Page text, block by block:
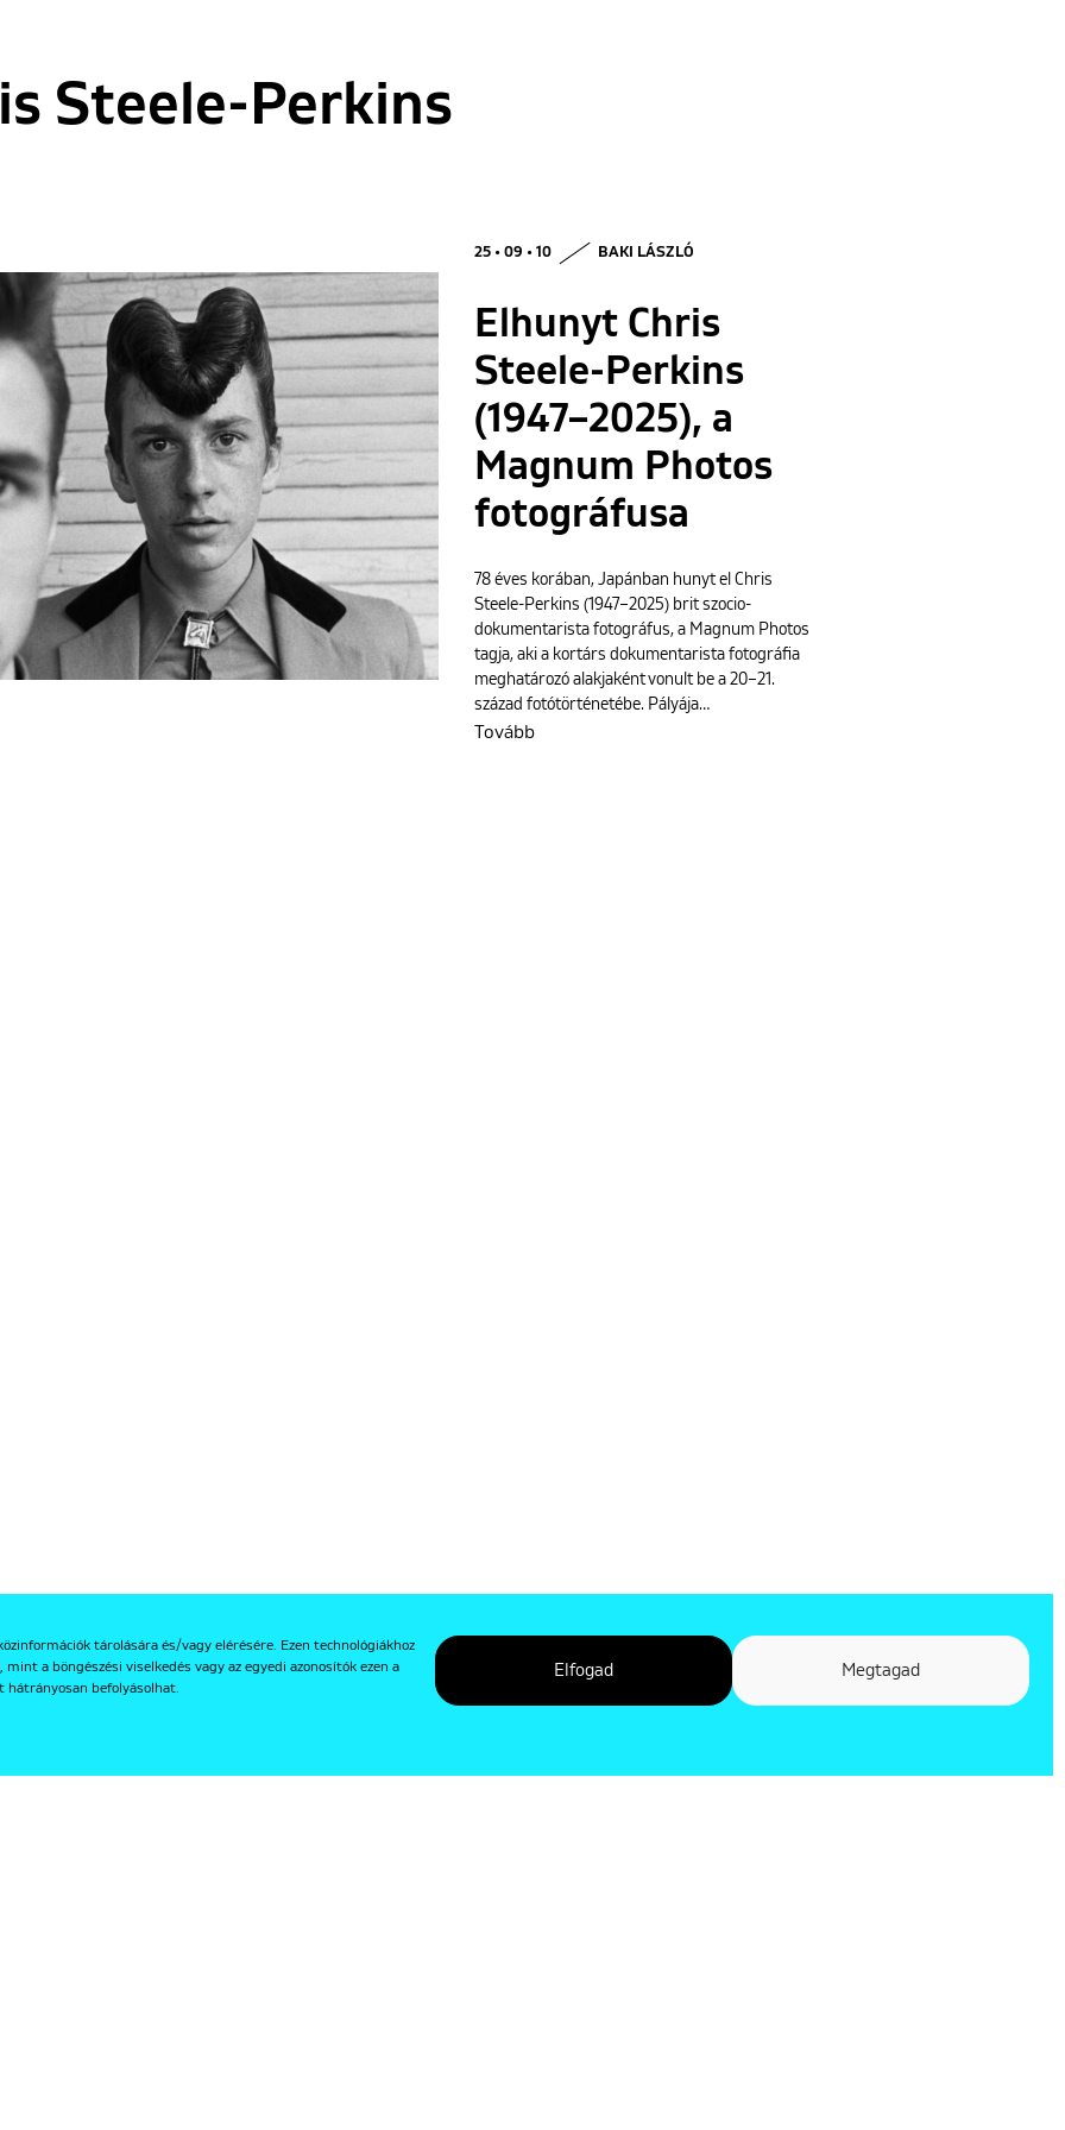
tárolására és/vagy elérésére. Ezen technológiákhoz
a böngészési viselkedés vagy az egyedi azonosítók ezen a
hátrányosan befolyásolhat.
Elfogad Megtagad
Steele-Perkins
25 • 09 • 10 BAKI LÁSZLÓ
Elhunyt Chris
Steele-Perkins
(1947–2025), a
Magnum Photos
fotográfusa
78 éves korában, Japánban hunyt el Chris
Steele-Perkins (1947–2025) brit szocio-
dokumentarista fotográfus, a Magnum Photos
tagja, aki a kortárs dokumentarista fotográfia
meghatározó alakjaként vonult be a 20–21.
század fotótörténetébe. Pályája…
Tovább